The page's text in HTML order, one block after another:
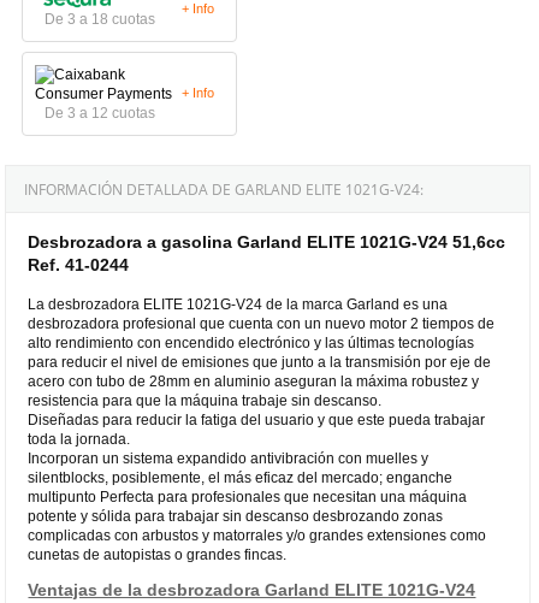
De 3 a 18 cuotas
+ Info
De 3 a 12 cuotas
+ Info
INFORMACIÓN DETALLADA DE GARLAND ELITE 1021G-V24:
Desbrozadora a gasolina Garland ELITE 1021G-V24 51,6cc
Ref. 41-0244
La desbrozadora ELITE 1021G-V24 de la marca Garland es una
desbrozadora profesional que cuenta con un nuevo motor 2 tiempos de
alto rendimiento con encendido electrónico y las últimas tecnologías
para reducir el nivel de emisiones que junto a la transmisión por eje de
acero con tubo de 28mm en aluminio aseguran la máxima robustez y
resistencia para que la máquina trabaje sin descanso.
Diseñadas para reducir la fatiga del usuario y que este pueda trabajar
toda la jornada.
Incorporan un sistema expandido antivibración con muelles y
silentblocks, posiblemente, el más eficaz del mercado; enganche
multipunto Perfecta para profesionales que necesitan una máquina
potente y sólida para trabajar sin descanso desbrozando zonas
complicadas con arbustos y matorrales y/o grandes extensiones como
cunetas de autopistas o grandes fincas.
Ventajas de la desbrozadora Garland ELITE 1021G-V24